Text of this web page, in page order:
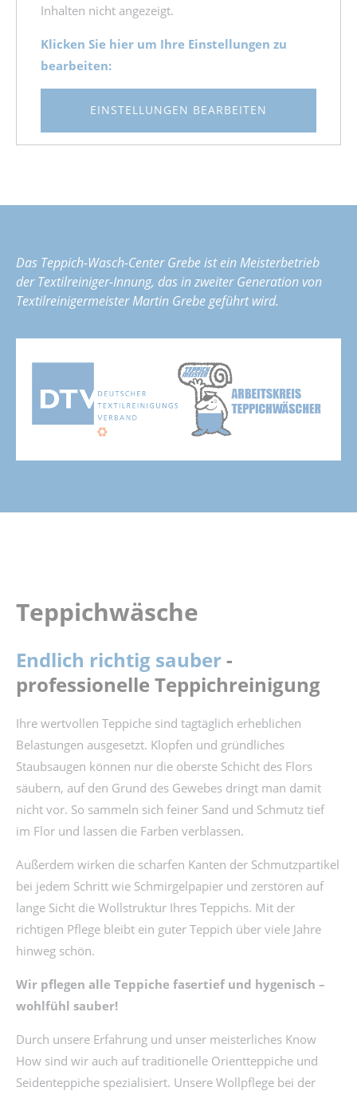
Inhalten nicht angezeigt.
Klicken Sie hier um Ihre Einstellungen zu
bearbeiten:
EINSTELLUNGEN BEARBEITEN
Das Teppich-Wasch-Center Grebe ist ein Meisterbetrieb
der Textilreiniger-Innung, das in zweiter Generation von
Textilreinigermeister Martin Grebe geführt wird.
Teppichwäsche
Endlich richtig sauber-
professionelle Teppichreinigung
Ihre wertvollen Teppiche sind tagtäglich erheblichen
Belastungen ausgesetzt. Klopfen und gründliches
Staubsaugen können nur die oberste Schicht des Flors
säubern, auf den Grund des Gewebes dringt man damit
nicht vor. So sammeln sich feiner Sand und Schmutz tief
im Flor und lassen die Farben verblassen.
Außerdem wirken die scharfen Kanten der Schmutzpartikel
bei jedem Schritt wie Schmirgelpapier und zerstören auf
lange Sicht die Wollstruktur Ihres Teppichs. Mit der
richtigen Pflege bleibt ein guter Teppich über viele Jahre
hinweg schön.
Wir pflegen alle Teppiche fasertief und hygenisch –
wohlfühl sauber!
Durch unsere Erfahrung und unser meisterliches Know
How sind wir auch auf traditionelle Orientteppiche und
Seidenteppiche spezialisiert. Unsere Wollpflege bei der